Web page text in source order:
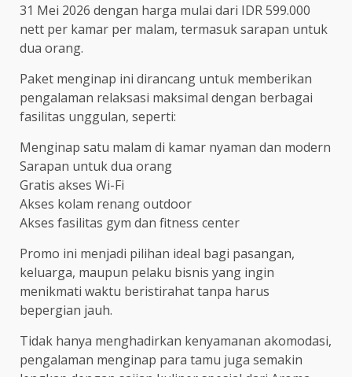
31 Mei 2026 dengan harga mulai dari IDR 599.000
nett per kamar per malam, termasuk sarapan untuk
dua orang.
Paket menginap ini dirancang untuk memberikan
pengalaman relaksasi maksimal dengan berbagai
fasilitas unggulan, seperti:
Menginap satu malam di kamar nyaman dan modern
Sarapan untuk dua orang
Gratis akses Wi-Fi
Akses kolam renang outdoor
Akses fasilitas gym dan fitness center
Promo ini menjadi pilihan ideal bagi pasangan,
keluarga, maupun pelaku bisnis yang ingin
menikmati waktu beristirahat tanpa harus
bepergian jauh.
Tidak hanya menghadirkan kenyamanan akomodasi,
pengalaman menginap para tamu juga semakin